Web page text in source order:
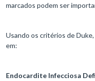
marcados podem ser
Usando os critérios de
em:
Endocardite Infecciosa